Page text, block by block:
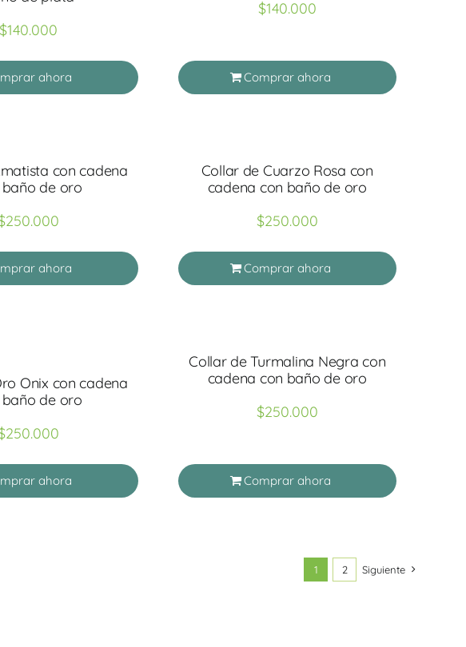
$140.000
ahora
$140.000
Comprar ahora
con cadena
baño de oro
250.000
ahora
Collar de Cuarzo Rosa con
cadena con baño de oro
$250.000
Comprar ahora
Onix con cadena
baño de oro
250.000
ahora
Collar de Turmalina Negra con
cadena con baño de oro
$250.000
Comprar ahora
1 2 Siguiente